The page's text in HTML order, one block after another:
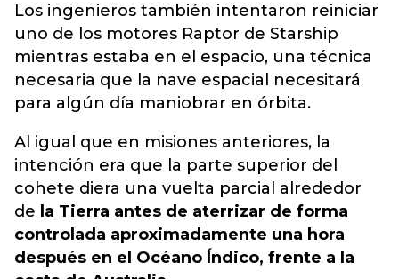
Los ingenieros también intentaron reiniciar
uno de los motores Raptor de Starship
mientras estaba en el espacio, una técnica
necesaria que la nave espacial necesitará
para algún día maniobrar en órbita.
Al igual que en misiones anteriores, la
intención era que la parte superior del
cohete diera una vuelta parcial alrededor
de la Tierra antes de aterrizar de forma
controlada aproximadamente una hora
después en el Océano Índico, frente a la